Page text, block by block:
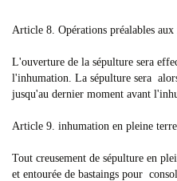
Article 8. Opérations préalables aux
L'ouverture de la sépulture sera
l'inhumation. La sépulture sera
jusqu'au dernier moment avant
Article 9. inhumation en pleine
Tout creusement de sépulture en
et entourée de bastaings pour